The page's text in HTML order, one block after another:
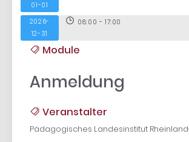
01-01
2026-
12-31
08:00 - 17:00
Module
Anmeldung
Veranstalter
Pädagogisches Landesinstitut